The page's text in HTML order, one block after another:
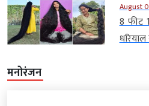
August
8 फीट
धरियाल
मनोरंजन